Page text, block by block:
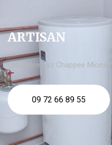
ARTISAN
chaudière gaz Chappee Mions
09 72 66 89 55